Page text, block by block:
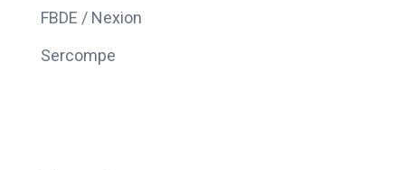
FBDE / Nexion
Sercompe